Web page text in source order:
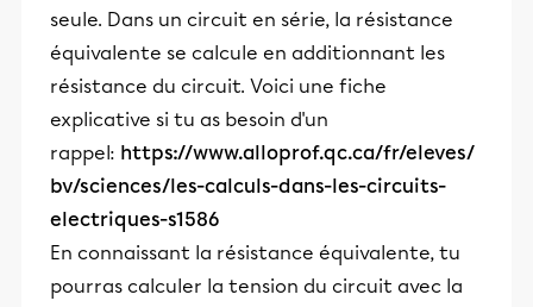
seule. Dans un circuit en série, la résistance
équivalente se calcule en additionnant les
résistance du circuit. Voici une fiche
explicative si tu as besoin d'un
rappel: https://www.alloprof.qc.ca/fr/eleves/
bv/sciences/les-calculs-dans-les-circuits-
electriques-s1586
En connaissant la résistance équivalente, tu
pourras calculer la tension du circuit avec la